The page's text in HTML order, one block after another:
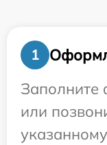
1
Заполните
или